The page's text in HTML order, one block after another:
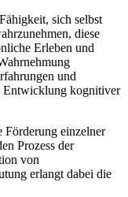
sich selbst
diese
Erleben und
und
Entwicklung kognitiver
Förderung einzelner
Prozess der
von
erlangt dabei die